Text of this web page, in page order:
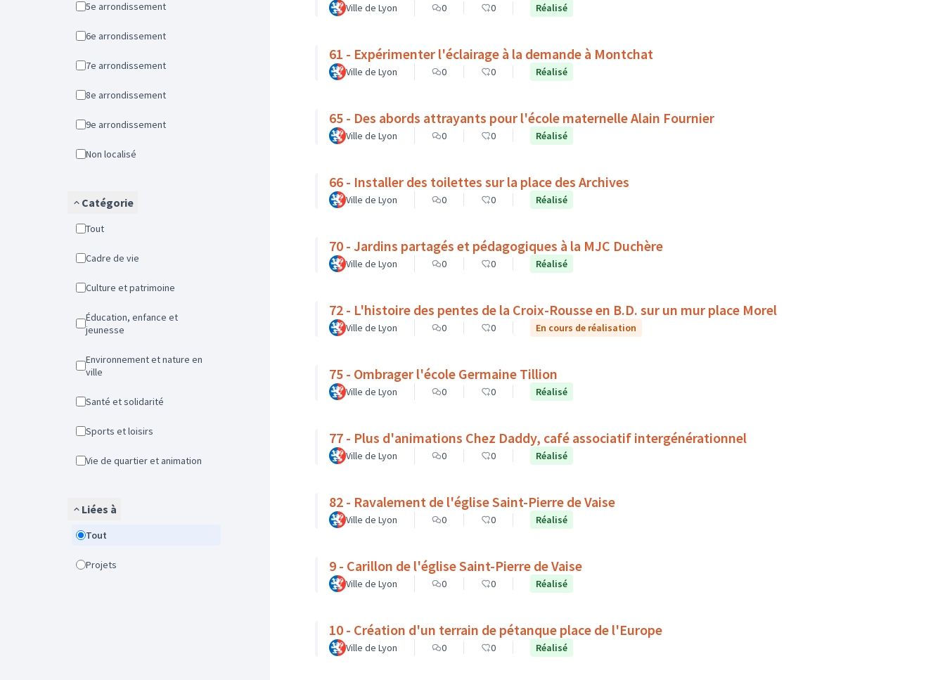
5e arrondissement
6e arrondissement
7e arrondissement
8e arrondissement
9e arrondissement
Non localisé
Catégorie
Tout
Cadre de vie
Culture et patrimoine
Éducation, enfance et
jeunesse
Environnement et nature en
ville
Santé et solidarité
Sports et loisirs
Vie de quartier et animation
Liées à
Tout
Projets
Ville de Lyon 0 0 Réalisé
61 - Expérimenter l'éclairage à la demande à Montchat
Ville de Lyon 0 0 Réalisé
65 - Des abords attrayants pour l'école maternelle Alain Fournier
Ville de Lyon 0 0 Réalisé
66 - Installer des toilettes sur la place des Archives
Ville de Lyon 0 0 Réalisé
70 - Jardins partagés et pédagogiques à la MJC Duchère
Ville de Lyon 0 0 Réalisé
72 - L'histoire des pentes de la Croix-Rousse en B.D. sur un mur place Morel
Ville de Lyon 0 0 En cours de réalisation
75 - Ombrager l'école Germaine Tillion
Ville de Lyon 0 0 Réalisé
77 - Plus d'animations Chez Daddy, café associatif intergénérationnel
Ville de Lyon 0 0 Réalisé
82 - Ravalement de l'église Saint-Pierre de Vaise
Ville de Lyon 0 0 Réalisé
9 - Carillon de l'église Saint-Pierre de Vaise
Ville de Lyon 0 0 Réalisé
10 - Création d'un terrain de pétanque place de l'Europe
Ville de Lyon 0 0 Réalisé